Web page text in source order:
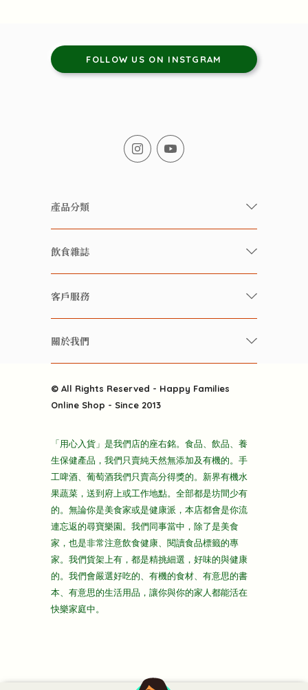
FOLLOW US ON INSTGRAM
產品分類
有機/無農藥新鮮蔬果
有機 / 無添加飲品
養生保健好東西
酒類
雜貨部
折上折大特價
主頁
飲食雜誌
快樂家庭 飲食雜誌
雲南搜食記
粒粒皆辛苦
快樂電視台
客戶服務
常見問題
關於我們
送貨
隱私政策
© All Rights Reserved - Happy Families
Online Shop - Since 2013
「用心入貨」是我們店的座右銘。食品、飲品、養
生保健產品，我們只賣純天然無添加及有機的。手
工啤酒、葡萄酒我們只賣高分得獎的。新界有機水
果蔬菜，送到府上或工作地點。全部都是坊間少有
的。無論你是美食家或是健康派，本店都會是你流
連忘返的尋寶樂園。我們同事當中，除了是美食
家，也是非常注意飲食健康、閱讀食品標籤的專
家。我們貨架上有，都是精挑細選，好味的與健康
的。我們會嚴選好吃的、有機的食材、有意思的書
本、有意思的生活用品，讓你與你的家人都能活在
快樂家庭中。